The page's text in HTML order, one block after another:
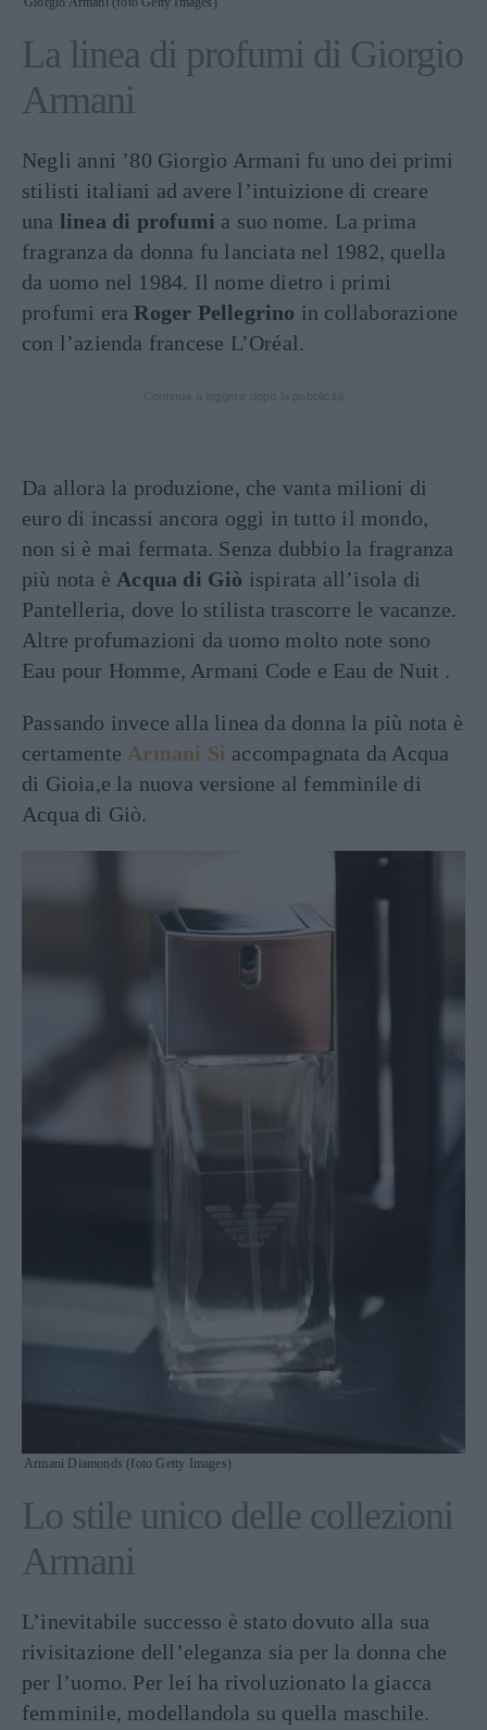
La linea di profumi di Giorgio
Armani
Negli anni ’80 Giorgio Armani fu uno dei primi
stilisti italiani ad avere l’intuizione di creare
una linea di profumi a suo nome. La prima
fragranza da donna fu lanciata nel 1982, quella
da uomo nel 1984. Il nome dietro i primi
profumi eraRoger Pellegrino in collaborazione
con l’azienda francese L’Oréal.
Da allora la produzione, che vanta milioni di
euro di incassi ancora oggi in tutto il mondo,
non si è mai fermata. Senza dubbio la fragranza
più nota è Acqua di Giò ispirata all’isola di
Pantelleria, dove lo stilista trascorre le vacanze.
Altre profumazioni da uomo molto note sono
Eau pour Homme, Armani Code e Eau de Nuit .
Passando invece alla linea da donna la più nota è
certamente Armani Sì accompagnata da Acqua
di Gioia,e la nuova versione al femminile di
Acqua di Giò.
Armani Diamonds (foto Getty Images)
Lo stile unico delle collezioni
Armani
L’inevitabile successo è stato dovuto alla sua
rivisitazione dell’eleganza sia per la donna che
per l’uomo. Per lei ha rivoluzionato la giacca
femminile, modellandola su quella maschile.